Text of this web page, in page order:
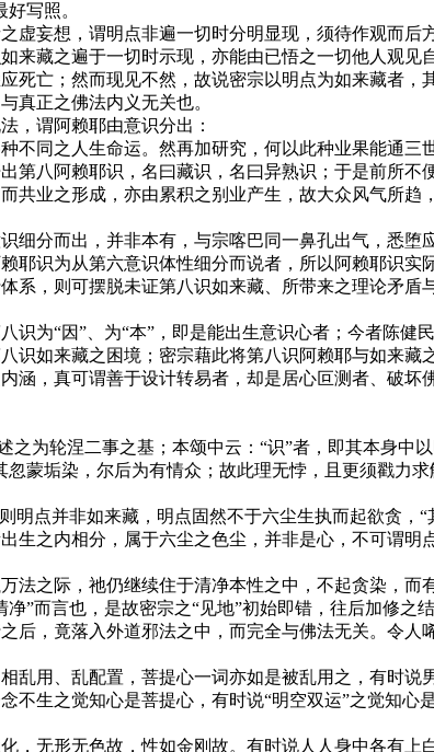
写照。
妄想，谓明点非遍一切时分明显现，须待作观而后
来藏之遍于一切时示现，亦能由已悟之一切他人观
死亡；然而现见不然，故说密宗以明点为如来藏者
真正之佛法内义无关也。
谓阿赖耶由意识分出：
同之人生命运。然再加研究，何以此种业果能通三
八阿赖耶识，名曰藏识，名曰异熟识；于是前所不
业之形成，亦由累积之别业产生，故大众风气所趋
分而出，并非本有，与宗喀巴同一鼻孔出气，悉堕
识为从第六意识体性细分而说者，所以阿赖耶识实
系，则可摆脱未证第八识如来藏、所带来之理论矛
为“因”、为“本”，即是能出生意识心者；今者陈健
识如来藏之困境；密宗藉此将第八识阿赖耶与如来
涵，真可谓善于设计转易者，却是居心叵测者、破
为轮涅二事之基；本颂中云：“识”者，即其本身中
蒙垢染，尔后为有情众；故此理无悖，且更须戳力
并非如来藏，明点固然不于六尘生执而起欲贪，“
之内相分，属于六尘之色尘，并非是心，不可谓明
之际，祂仍继续住于清净本性之中，不起贪染，而
”而言也，是故密宗之“见地”初始即错，往后加修之
后，竟落入外道邪法之中，而完全与佛法无关。令
用、乱配置，菩提心一词亦如是被乱用之，有时说
生之觉知心是菩提心，有时说“明空双运”之觉知
无形无色故，性如金刚故。有时说人人身中各有上